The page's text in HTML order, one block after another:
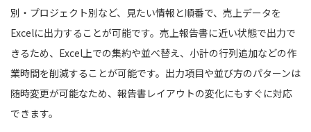
別・プロジェクト別など、見たい情報と順番で、売上データを
Excelに出力することが可能です。売上報告書に近い状態で出力で
きるため、Excel上での集約や並べ替え、小計の行列追加などの作
業時間を削減することが可能です。出力項目や並び方のパターンは
随時変更が可能なため、報告書レイアウトの変化にもすぐに対応
できます。